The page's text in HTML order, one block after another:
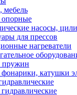
мебель
насосы,
для прессов
нагреватели
пружин
катушки